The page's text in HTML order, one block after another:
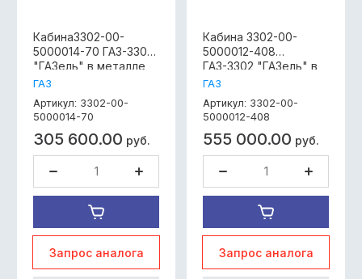
Кабина3302-00-
5000014-70 ГАЗ-3302
"ГАЗель" в металле
окрашенная
дв.УМЗ-4216 простой
цвет
Габариты,мм:Высота-1611;Длина-2170;Ширина-1998
Вес:200 кг
ГАЗ
Артикул: 3302-00-
5000014-70
305 600.00 руб.
Запрос аналога
Кабина 3302-00-
5000012-408
ГАЗ-3302 "ГАЗель" в
сборе под
(под ГУР) без
сидений, без фар,
прост.цвет
ГАЗ
Артикул: 3302-00-
5000012-408
555 000.00 руб.
Запрос аналога